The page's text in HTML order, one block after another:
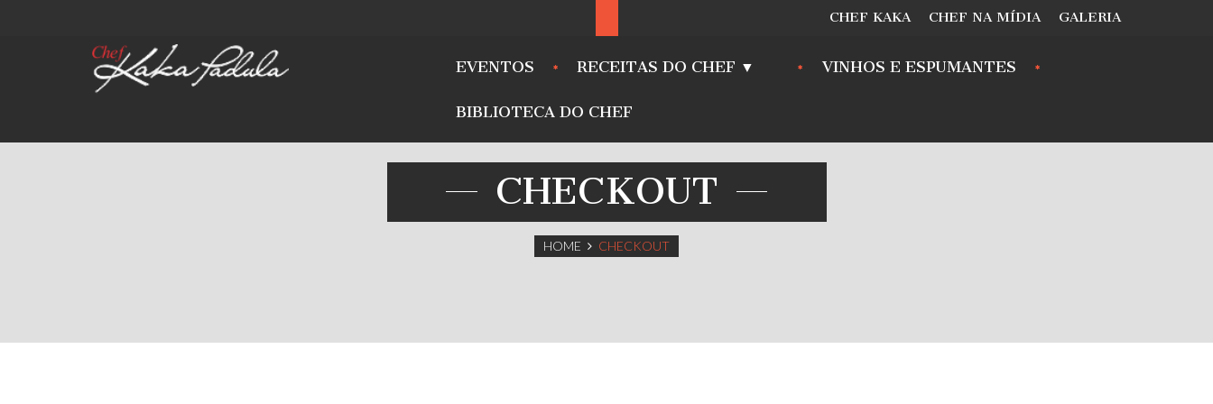
CHEF KAKA CHEF NA MÍDIA GALERIA
EVENTOS RECEITAS DO CHEF ▼ VINHOS E ESPUMANTES
BIBLIOTECA DO CHEF
CHECKOUT
HOME CHECKOUT